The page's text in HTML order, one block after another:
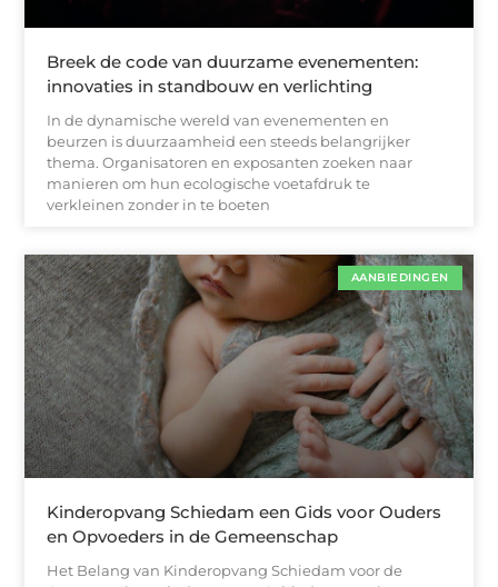
Breek de code van duurzame evenementen:
innovaties in standbouw en verlichting
In de dynamische wereld van evenementen en
beurzen is duurzaamheid een steeds belangrijker
thema. Organisatoren en exposanten zoeken naar
manieren om hun ecologische voetafdruk te
verkleinen zonder in te boeten
AANBIEDINGEN
Kinderopvang Schiedam een Gids voor Ouders
en Opvoeders in de Gemeenschap
Het Belang van Kinderopvang Schiedam voor de